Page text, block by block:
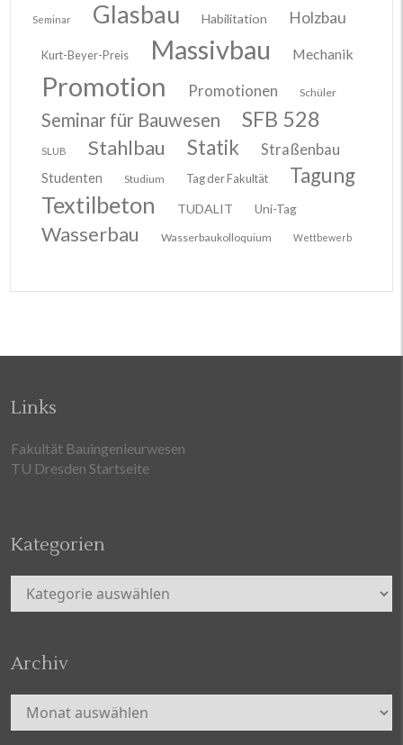
Seminar Glasbau Habilitation Holzbau
Kurt-Beyer-Preis Massivbau Mechanik
Promotion Promotionen Schüler
Seminar für Bauwesen SFB 528
SLUB Stahlbau Statik Straßenbau
Studenten Studium Tag der Fakultät Tagung
Textilbeton TUDALIT Uni-Tag
Wasserbau Wasserbaukolloquium Wettbewerb
Links
Fakultät Bauingenieurwesen
TU Dresden Startseite
Kategorien
Kategorien
Archiv
Archiv